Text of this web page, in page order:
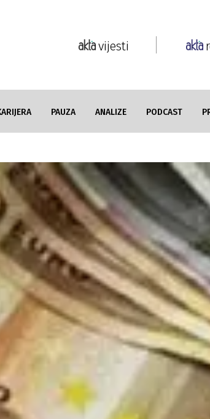
vijesti
PAUZA ANALIZE PODCAST